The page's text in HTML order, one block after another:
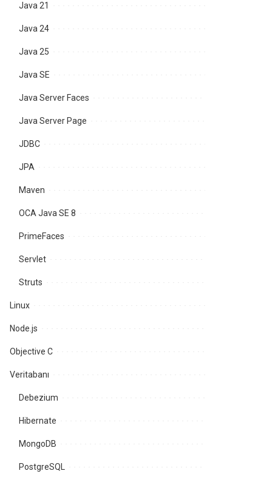
Java 21
Java 24
Java 25
Java SE
Java Server Faces
Java Server Page
JDBC
JPA
Maven
OCA Java SE 8
PrimeFaces
Servlet
Struts
Linux
Node.js
Objective C
Veritabanı
Debezium
Hibernate
MongoDB
PostgreSQL